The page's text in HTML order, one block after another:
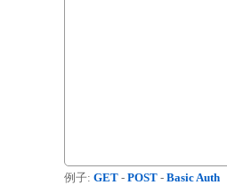
例子: GET - POST - Basic Auth